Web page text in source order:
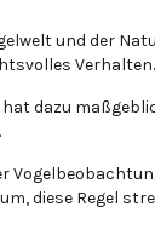
und der
Verhalten.
hat dazu
diese Regel